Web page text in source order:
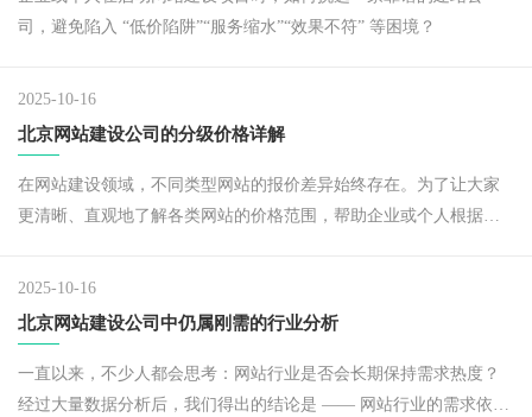
司，避免陷入 “低价陷阱”“服务缩水”“效果不符” 等困境？
2025-10-16
北京网站建设公司的分级价格详解
在网站建设领域，不同类型网站的报价差异始终存在。为了让大家
更清晰、直观地了解各类网站的价格范围，帮助企业或个人根据自
2025-10-16
北京网站建设公司中仍属刚需的行业分析
一直以来，不少人都会思考：网站行业是否会长期保持需求热度？
经过大量数据分析后，我们得出的结论是 —— 网站行业的需求依然